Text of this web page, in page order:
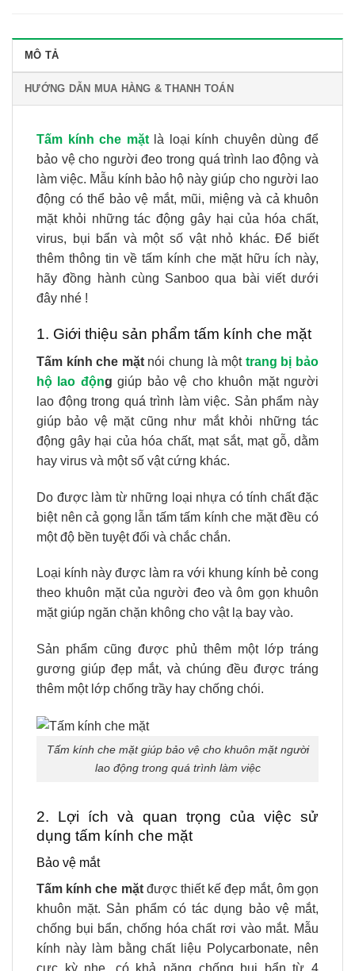
MÔ TẢ
HƯỚNG DẪN MUA HÀNG & THANH TOÁN
Tấm kính che mặtlà loại kính chuyên dùng để
bảo vệ cho người đeo trong quá trình lao động và
làm việc. Mẫu kính bảo hộ này giúp cho người lao
động có thể bảo vệ mắt, mũi, miệng và cả khuôn
mặt khỏi những tác động gây hại của hóa chất,
virus, bụi bẩn và một số vật nhỏ khác. Để biết
thêm thông tin về tấm kính che mặt hữu ích này,
hãy đồng hành cùng Sanboo qua bài viết dưới
đây nhé !
1. Giới thiệu sản phẩm tấm kính che mặt
Tấm kính che mặtnói chung là một trang bị bảo
hộ lao động giúp bảo vệ cho khuôn mặt người
lao động trong quá trình làm việc. Sản phẩm này
giúp bảo vệ mặt cũng như mắt khỏi những tác
động gây hại của hóa chất, mạt sắt, mạt gỗ, dằm
hay virus và một số vật cứng khác.
Do được làm từ những loại nhựa có tính chất đặc
biệt nên cả gọng lẫn tấm tấm kính che mặt đều có
một độ bền tuyệt đối và chắc chắn.
Loại kính này được làm ra với khung kính bẻ cong
theo khuôn mặt của người đeo và ôm gọn khuôn
mặt giúp ngăn chặn không cho vật lạ bay vào.
Sản phẩm cũng được phủ thêm một lớp tráng
gương giúp đẹp mắt, và chúng đều được tráng
thêm một lớp chống trầy hay chống chói.
Tấm kính che mặt giúp bảo vệ cho khuôn mặt người
lao động trong quá trình làm việc
2. Lợi ích và quan trọng của việc sử
dụng tấm kính che mặt
Bảo vệ mắt
Tấm kính che mặtđược thiết kế đẹp mắt, ôm gọn
khuôn mặt. Sản phẩm có tác dụng bảo vệ mắt,
chống bụi bẩn, chống hóa chất rơi vào mắt. Mẫu
kính này làm bằng chất liệu Polycarbonate, nên